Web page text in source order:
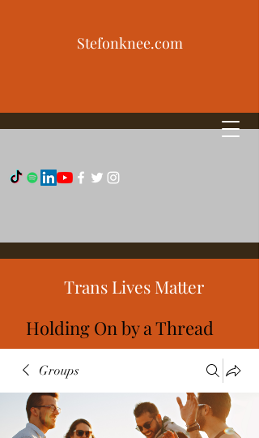
Stefonknee.com
Holding On by a Thread
Trans Lives Matter
Groups